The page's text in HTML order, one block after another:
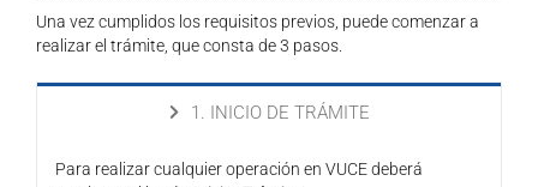
Una vez cumplidos los requisitos previos, puede comenzar a
realizar el trámite, que consta de 3 pasos.
1. INICIO DE TRÁMITE
Para realizar cualquier operación en VUCE deberá